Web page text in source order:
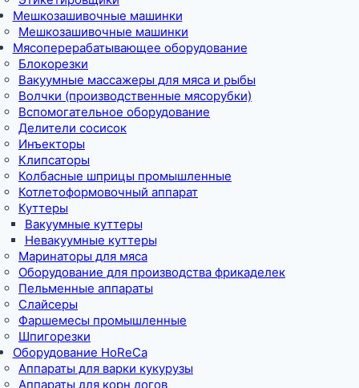
Мешкозашивочные машинки
Мешкозашивочные машинки
Мясоперерабатывающее оборудование
Блокорезки
Вакуумные массажеры для мяса и рыбы
Волчки (производственные мясорубки)
Вспомогательное оборудование
Делители сосисок
Инъекторы
Клипсаторы
Колбасные шприцы промышленные
Котлетоформовочный аппарат
Куттеры
Вакуумные куттеры
Невакуумные куттеры
Маринаторы для мяса
Оборудование для производства фрикаделек
Пельменные аппараты
Слайсеры
Фаршемесы промышленные
Шпигорезки
Оборудование HoReCa
Аппараты для варки кукурузы
Аппараты для корн догов